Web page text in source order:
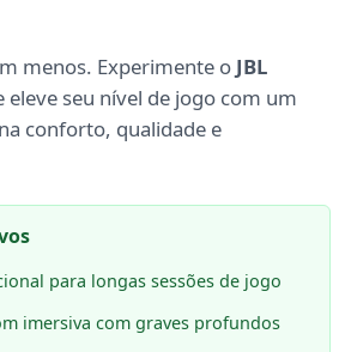
menos. Experimente o JBL
eleve seu nível de jogo com um
conforto, qualidade e
para longas sessões de jogo
imersiva com graves profundos